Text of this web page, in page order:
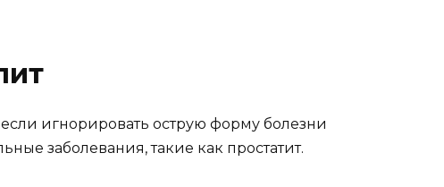
игнорировать острую форму болезни
заболевания, такие как простатит.